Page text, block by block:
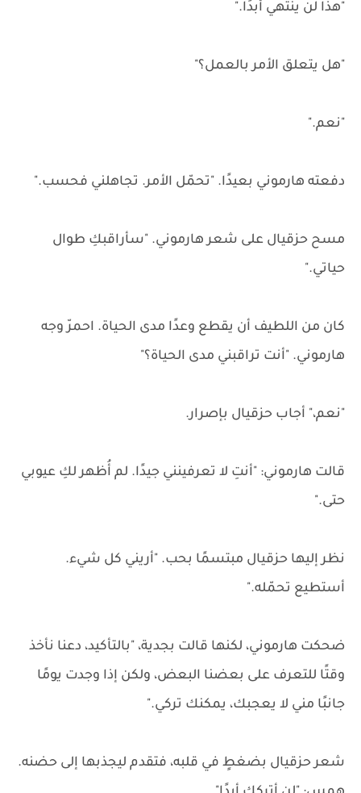
"هذا لن ينتهي أبدًا."
"هل يتعلق الأمر بالعمل؟"
"نعم."
دفعته هارموني بعيدًا. "تحمّل الأمر. تجاهلني فحسب."
مسح حزقيال على شعر هارموني. "سأراقبكِ طوال
حياتي."
كان من اللطيف أن يقطع وعدًا مدى الحياة. احمرّ وجه
هارموني. "أنت تراقبني مدى الحياة؟"
"نعم،" أجاب حزقيال بإصرار.
قالت هارموني: "أنتِ لا تعرفينني جيدًا. لم أُظهر لكِ عيوبي
حتى."
نظر إليها حزقيال مبتسمًا بحب. "أريني كل شيء.
أستطيع تحمّله."
ضحكت هارموني، لكنها قالت بجدية، "بالتأكيد، دعنا نأخذ
وقتًا للتعرف على بعضنا البعض، ولكن إذا وجدت يومًا
جانبًا مني لا يعجبك، يمكنك تركي."
شعر حزقيال بضغطٍ في قلبه، فتقدم ليجذبها إلى حضنه.